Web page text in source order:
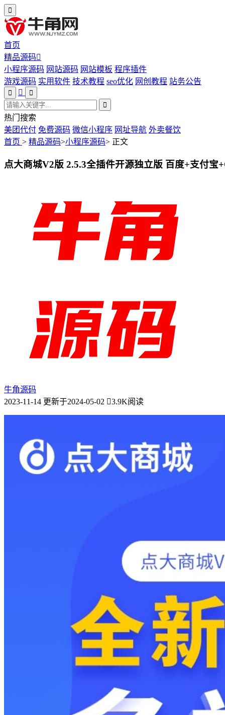
首页
精品源码
小程序源码 网站源码 网站模板 程序插件
游戏源码 实用软件 技术教程 seo优化 网创教程 站务公告
热门搜索
美团代付 免费源码 微信小程序 网址导航 外卖餐饮
首页 > 精品源码>小程序源码> 正文
点大商城V2版 2.5.3全插件开源独立版 百度+支付
牛角源码
2023-11-14 更新于2024-05-02 3.9K阅读